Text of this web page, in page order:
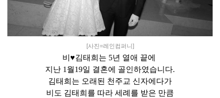
[사진=레인컴퍼니]
비♥김태희는 5년 열애 끝에
지난 1월19일 결혼에 골인하였습니다.
김태희는 오래된 천주교 신자에다가
비도 김태희를 따라 세례를 받은 만큼